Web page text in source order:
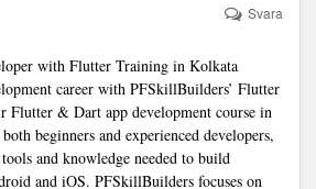
with Flutter Training in Kolkata
career with PFSkillBuilders’ Flutter
Flutter & Dart app development course in
beginners and experienced developers,
and knowledge needed to build
and iOS. PFSkillBuilders focuses on
Svara